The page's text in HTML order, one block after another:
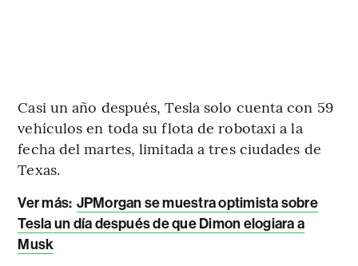
Casi un año después, Tesla solo cuenta con 59
vehículos en toda su flota de robotaxi a la
fecha del martes, limitada a tres ciudades de
Texas.
Ver más: JPMorgan se muestra optimista sobre
Tesla un día después de que Dimon elogiara a
Musk